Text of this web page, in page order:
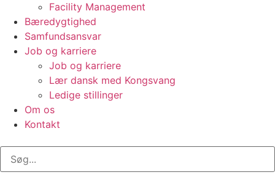
Facility Management
Bæredygtighed
Samfundsansvar
Job og karriere
Job og karriere
Lær dansk med Kongsvang
Ledige stillinger
Om os
Kontakt